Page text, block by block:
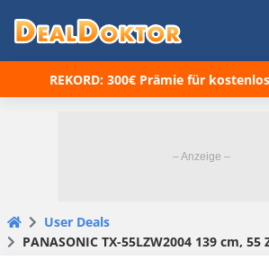
REKORD: 300€ Prämie für
User Deals
PANASONIC TX-55LZW2004 139 cm, 55 Zoll 4K Ultra HD